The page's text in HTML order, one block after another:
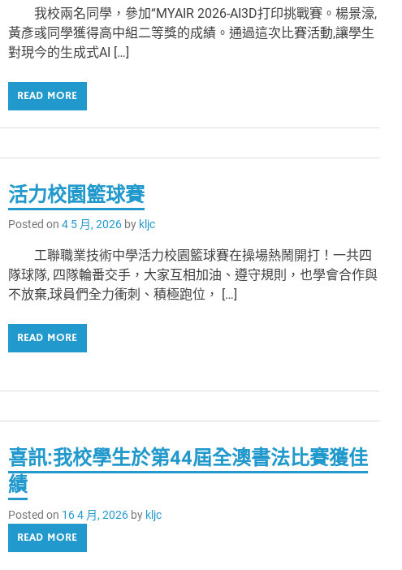
我校兩名同學，參加“MYAIR 2026-AI3D打印挑戰賽。楊景濠,
黃彥彧同學獲得高中組二等獎的成績。通過這次比賽活動,讓學生
對現今的生成式AI […]
READ MORE
活力校園籃球賽
Posted on4 5 月, 2026 by kljc
工聯職業技術中學活力校園籃球賽在操場熱鬧開打！一共四
隊球隊, 四隊輪番交手，大家互相加油、遵守規則，也學會合作與
不放棄,球員們全力衝刺、積極跑位， […]
READ MORE
喜訊:我校學生於第44屆全澳書法比賽獲佳
績
Posted on 16 4 月, 2026 by kljc
READ MORE